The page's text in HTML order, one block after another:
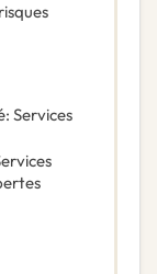
: Services